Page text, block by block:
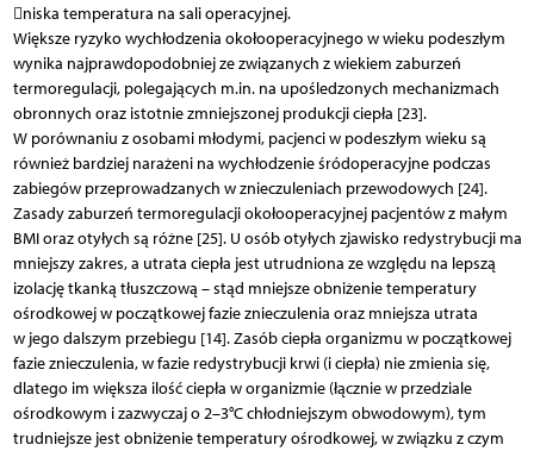
niska temperatura na sali operacyjnej.
Większe ryzyko wychłodzenia okołooperacyjnego w wieku podeszłym
wynika najprawdopodobniej ze związanych z wiekiem zaburzeń
termoregulacji, polegających m.in. na upośledzonych mechanizmach
obronnych oraz istotnie zmniejszonej produkcji ciepła [23].
W porównaniu z osobami młodymi, pacjenci w podeszłym wieku są
również bardziej narażeni na wychłodzenie śródoperacyjne podczas
zabiegów przeprowadzanych w znieczuleniach przewodowych [24].
Zasady zaburzeń termoregulacji okołooperacyjnej pacjentów z małym
BMI oraz otyłych są różne [25]. U osób otyłych zjawisko redystrybucji ma
mniejszy zakres, a utrata ciepła jest utrudniona ze względu na lepszą
izolację tkanką tłuszczową – stąd mniejsze obniżenie temperatury
ośrodkowej w początkowej fazie znieczulenia oraz mniejsza utrata
w jego dalszym przebiegu [14]. Zasób ciepła organizmu w początkowej
fazie znieczulenia, w fazie redystrybucji krwi (i ciepła) nie zmienia się,
dlatego im większa ilość ciepła w orga­nizmie (łącznie w przedziale
ośrodkowym i zazwyczaj o 2–3°C chłodniejszym obwodowym), tym
trudniejsze jest obniżenie temperatury ośrodkowej, w związku z czym